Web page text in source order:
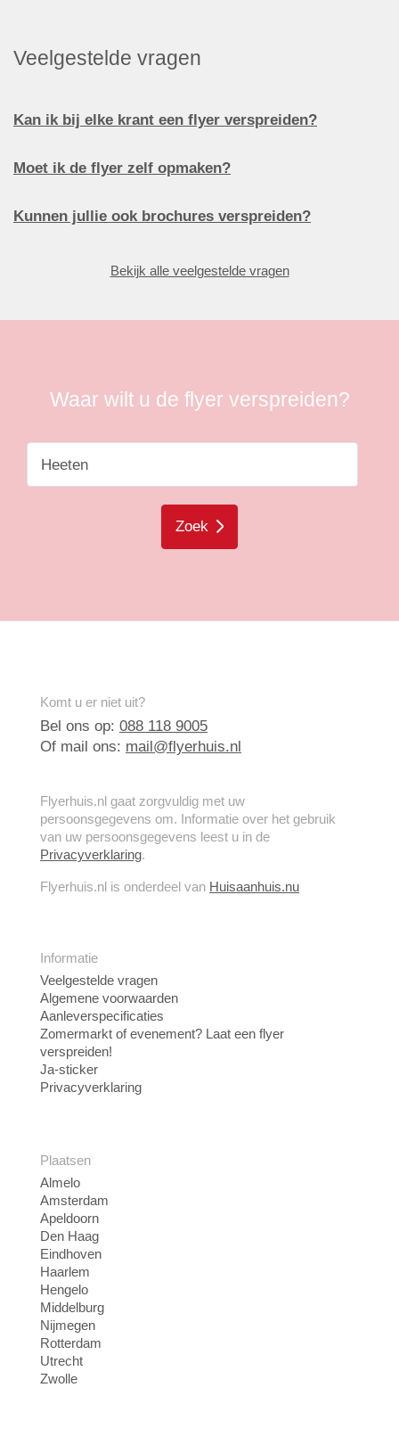
Veelgestelde vragen
Kan ik bij elke krant een flyer verspreiden?
Moet ik de flyer zelf opmaken?
Kunnen jullie ook brochures verspreiden?
Bekijk alle veelgestelde vragen
Waar wilt u de flyer verspreiden?
Zoek
Komt u er niet uit?
Bel ons op: 088 118 9005
Of mail ons: mail@flyerhuis.nl
Flyerhuis.nl gaat zorgvuldig met uw
persoonsgegevens om. Informatie over het gebruik
van uw persoonsgegevens leest u in de
Privacyverklaring.
Flyerhuis.nl is onderdeel van Huisaanhuis.nu
Informatie
Veelgestelde vragen
Algemene voorwaarden
Aanleverspecificaties
Zomermarkt of evenement? Laat een flyer
verspreiden!
Ja-sticker
Privacyverklaring
Plaatsen
Almelo
Amsterdam
Apeldoorn
Den Haag
Eindhoven
Haarlem
Hengelo
Middelburg
Nijmegen
Rotterdam
Utrecht
Zwolle